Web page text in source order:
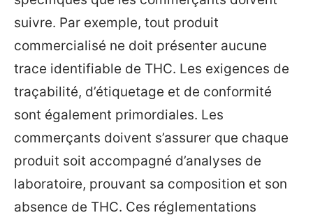
suivre. Par exemple, tout produit
commercialisé ne doit présenter aucune
trace identifiable de THC. Les exigences de
traçabilité, d’étiquetage et de conformité
sont également primordiales. Les
commerçants doivent s’assurer que chaque
produit soit accompagné d’analyses de
laboratoire, prouvant sa composition et son
absence de THC. Ces réglementations